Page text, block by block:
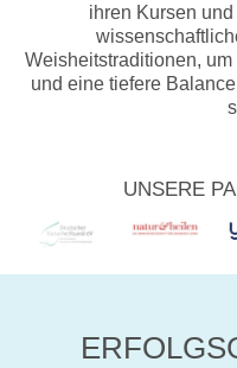
ihren Kursen
Weisheitstraditionen,
und eine tiefere
UNSERE